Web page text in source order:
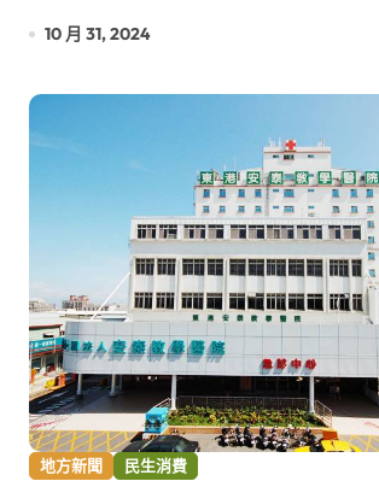
10 月 31, 2024
地方新聞 民生消費